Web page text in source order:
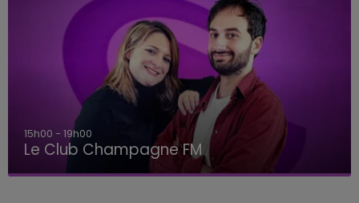
15h00 - 19h00
Le Club Champagne FM